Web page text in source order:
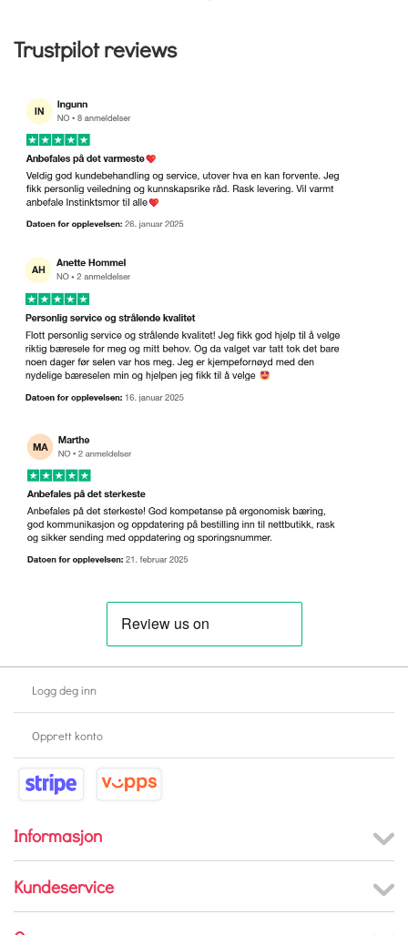
Trustpilot reviews
Logg deg inn
Opprett konto
Informasjon
Kundeservice